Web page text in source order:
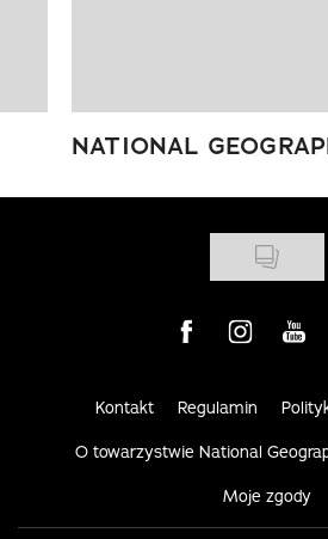
NATIONAL
Visit us on Facebook
Visit us on
Visit
Kontakt Regulamin
O towarzystwie National
Moje zgody